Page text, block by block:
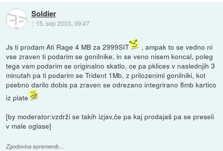
Soldier
:: 15. sep 2003, 09:47
Js ti prodam Ati Rage 4 MB za 2999SIT
, ampak to se vedno ni
vse zraven ti podarim se gonilnike, in se veno nisem koncal, poleg
tega vam podarim se originalno skatlo, ce pa pklices v naslednjih 3
minutah pa ti podarim se Trident 1Mb, z prilozenimi gonilniki, kot
psebno darilo dobis pa zraven se odrezano integrirano 8mb kartico
iz plate
[by moderator:vzdrži se takih izjav,če pa kaj prodajaš pa se preseli
v male oglase]
Zgodovina sprememb…